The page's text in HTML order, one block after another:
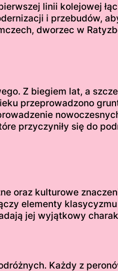
linii kolejowej
i przebudów,
dworzec w
Z biegiem lat, a
przeprowadzono
przyczyniły się do
oraz kulturowe
elementy
jej wyjątkowy
Każdy z